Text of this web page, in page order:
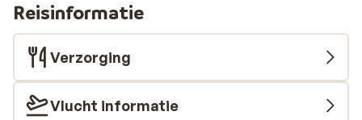
u dan ook nog van een mooie zonsondergang kunt
genieten is uw vakantie helemaal compleet! Mocht het
's avonds afkoelen, dan bent u zo weer opgewarmd in
de fijne privésauna. Villa Amorosa ligt in een rustige
omgeving. Dankzij de huurauto die is inbegrepen, kunt u
eenvoudig de natuur en cultuur van het eiland
Reisinformatie
Verzorging
Vlucht informatie